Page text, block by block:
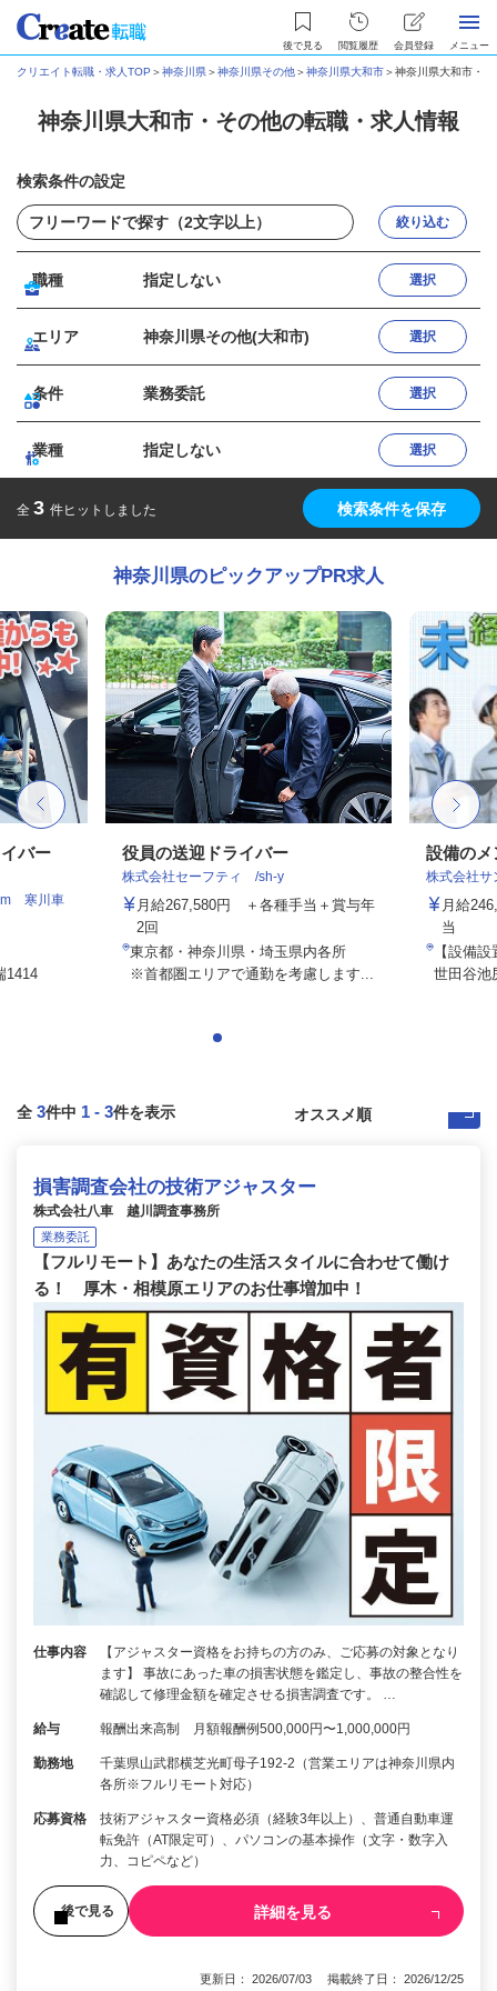
後で見る 閲覧履歴 会員登録 メニュー
クリエイト転職・求人TOP ＞神奈川県＞神奈川県その他＞神奈川県大和市＞神奈川県大和市・
神奈川県大和市・その他の転職・求人情報
検索条件の設定
絞り込む
職種 指定しない 選択
エリア 神奈川県その他(大和市) 選択
条件 業務委託 選択
業種 指定しない 選択
全 3 件ヒットしました 検索条件を保存
神奈川県のピックアップPR求人
バー
寒川車
1414
役員の送迎ドライバー
株式会社セーフティ /sh-y
月給267,580円 ＋各種手当＋賞与年
2回
東京都・神奈川県・埼玉県内各所
※首都圏エリアで通勤を考慮します...
設備のメ
株式会社サ
月給
当
【設備
世田谷池
全 3件中 1 - 3件を表示
損害調査会社の技術アジャスター
株式会社八車 越川調査事務所
業務委託
【フルリモート】あなたの生活スタイルに合わせて働け
る！ 厚木・相模原エリアのお仕事増加中！
仕事内容
【アジャスター資格をお持ちの方のみ、ご応募の対象となり
ます】 事故にあった車の損害状態を鑑定し、事故の整合性を
確認して修理金額を確定させる損害調査です。 …
給与 報酬出来高制 月額報酬例500,000円〜1,000,000円
勤務地
千葉県山武郡横芝光町母子192-2（営業エリアは神奈川県内
各所※フルリモート対応）
応募資格
技術アジャスター資格必須（経験3年以上）、普通自動車運
転免許（AT限定可）、パソコンの基本操作（文字・数字入
力、コピペなど）
後で見る 詳細を見る
更新日： 2026/07/03 掲載終了日： 2026/12/25